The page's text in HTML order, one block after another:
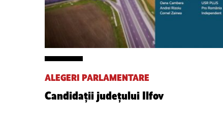
ALEGERI PARLAMENTARE
Candidații județului Ilfov